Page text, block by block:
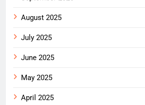
August 2025
July 2025
June 2025
May 2025
April 2025